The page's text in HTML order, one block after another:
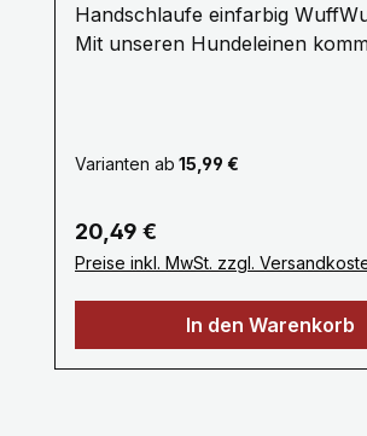
Handschlaufe einfarbig
Mit unseren Hundeleinen
unsere Hundeleinen sind aus
gefertigt, farbecht und mehrfach
Maschinen vernäht.Ein stabiler
Metallkarabiner zum sicheren
am Hundegeschirr oder
bietet Ihnen viel Komfort .Unsere
Hundeleinen erhalten Sie ab 1
Varianten ab 15,99 €
Regulärer Preis:
20,49 €
Preise inkl. MwSt. zzgl.
In den Warenkorb